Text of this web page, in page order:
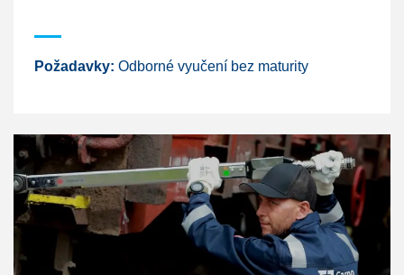
Požadavky: Odborné vyučení bez maturity